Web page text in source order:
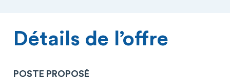
Détails de l’offre
POSTE PROPOSÉ